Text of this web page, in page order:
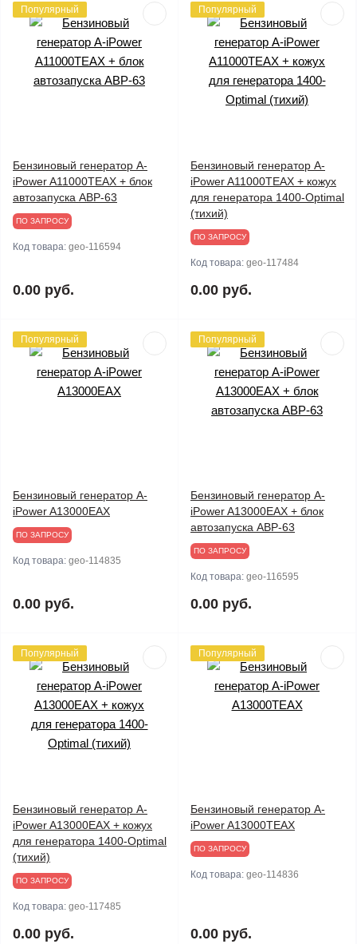
Популярный
Бензиновый генератор A-
iPower A11000TEAX + блок
автозапуска АВР-63
ПО ЗАПРОСУ
Код товара: geo-116594
0.00 руб.
Популярный
Бензиновый генератор A-
iPower A11000TEAX + кожух
для генератора 1400-Optimal
(тихий)
ПО ЗАПРОСУ
Код товара: geo-117484
0.00 руб.
Популярный
Бензиновый генератор A-
iPower A13000EAX
ПО ЗАПРОСУ
Код товара: geo-114835
0.00 руб.
Популярный
Бензиновый генератор A-
iPower A13000EAX + блок
автозапуска АВР-63
ПО ЗАПРОСУ
Код товара: geo-116595
0.00 руб.
Популярный
Бензиновый генератор A-
iPower A13000EAX + кожух
для генератора 1400-Optimal
(тихий)
ПО ЗАПРОСУ
Код товара: geo-117485
0.00 руб.
Популярный
Бензиновый генератор A-
iPower A13000TEAX
ПО ЗАПРОСУ
Код товара: geo-114836
0.00 руб.